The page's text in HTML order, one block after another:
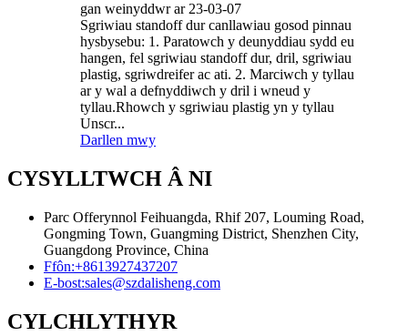
gan weinyddwr ar 23-03-07
Sgriwiau standoff dur canllawiau gosod pinnau
hysbysebu: 1. Paratowch y deunyddiau sydd eu
hangen, fel sgriwiau standoff dur, dril, sgriwiau
plastig, sgriwdreifer ac ati. 2. Marciwch y tyllau
ar y wal a defnyddiwch y dril i wneud y
tyllau.Rhowch y sgriwiau plastig yn y tyllau
Unscr...
Darllen mwy
CYSYLLTWCH Â NI
Parc Offerynnol Feihuangda, Rhif 207, Louming Road,
Gongming Town, Guangming District, Shenzhen City,
Guangdong Province, China
Ffôn:+8613927437207
E-bost:sales@szdalisheng.com
CYLCHLYTHYR